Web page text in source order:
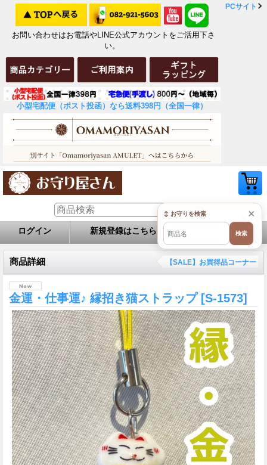
お問い合わせはお電話やLINE公式アカウントをご活用下さ
い。
小型宅配便（ポスト投函）なら送料398円（全国一律）
PCサイト
ログイン 新規登録はこちら お問い合せ
商品詳細 【SALE】お買得品コーナー
金運・仕事運♪ 縁招き猫ストラップ [S-1573]
×
↕ お守りを検索
検索